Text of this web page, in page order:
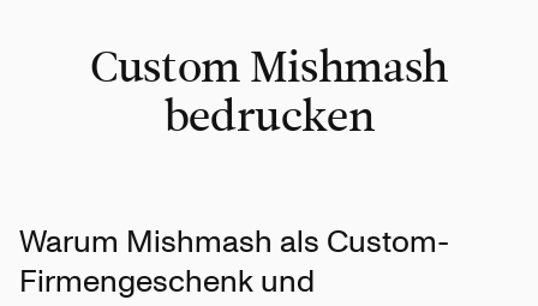
Custom Mishmash
bedrucken
Warum Mishmash als Custom-
Firmengeschenk und